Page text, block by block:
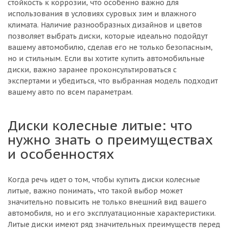
стойкость к коррозии, что особенно важно для
использования в условиях суровых зим и влажного
климата. Наличие разнообразных дизайнов и цветов
позволяет выбрать диски, которые идеально подойдут
вашему автомобилю, сделав его не только безопасным,
но и стильным. Если вы хотите купить автомобильные
диски, важно заранее проконсультироваться с
экспертами и убедиться, что выбранная модель подходит
вашему авто по всем параметрам.
Диски колесные литые: что
нужно знать о преимуществах
и особенностях
Когда речь идет о том, чтобы купить диски колесные
литые, важно понимать, что такой выбор может
значительно повысить не только внешний вид вашего
автомобиля, но и его эксплуатационные характеристики.
Литые диски имеют ряд значительных преимуществ перед